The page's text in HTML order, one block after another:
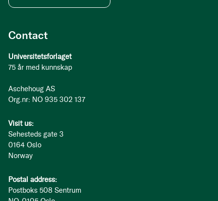
Contact
Universitetsforlaget
75 år med kunnskap
Aschehoug AS
Org.nr: NO 935 302 137
Visit us:
Sehesteds gate 3
0164 Oslo
Norway
Postal address:
Postboks 508 Sentrum